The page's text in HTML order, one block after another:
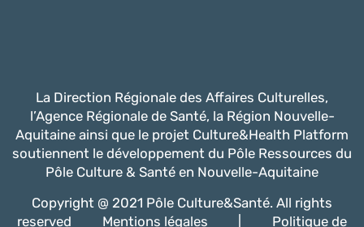
La Direction Régionale des Affaires Culturelles,
l’Agence Régionale de Santé, la Région Nouvelle-
Aquitaine ainsi que le projet Culture&Health Platform
soutiennent le développement du Pôle Ressources du
Pôle Culture & Santé en Nouvelle-Aquitaine
Copyright @ 2021 Pôle Culture&Santé. All rights
reserved
Mentions légales Politique de